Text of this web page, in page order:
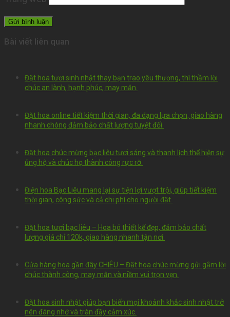
Bài viết liên quan
Đặt hoa tươi sinh nhật thay bạn trao yêu thương, thì thầm lời
chúc an lành, hạnh phúc, may mắn.
Đặt hoa online tiết kiệm thời gian, đa dạng lựa chọn, giao hàng
nhanh chóng đảm bảo chất lượng tuyệt đối.
Đặt hoa chúc mừng bạc liêu tươi sáng và thanh lịch thể hiện sự
ủng hộ và chúc họ thành công rực rỡ.
Điện hoa Bạc Liêu mang lại sự tiện lợi vượt trội, giúp tiết kiệm
thời gian, công sức và cả chi phí cho người đặt.
Đặt hoa tươi bạc liêu – Hoa bó thiết kế đẹp, đảm bảo chất
lượng giá chỉ 120k, giao hàng nhanh tận nơi.
Cửa hàng hoa gần đây CHIÊU – Đặt hoa chúc mừng gửi gắm lời
chúc thành công, may mắn và niềm vui trọn vẹn.
Đặt hoa sinh nhật giúp bạn biến mọi khoảnh khắc sinh nhật trở
nên đáng nhớ và tràn đầy cảm xúc.